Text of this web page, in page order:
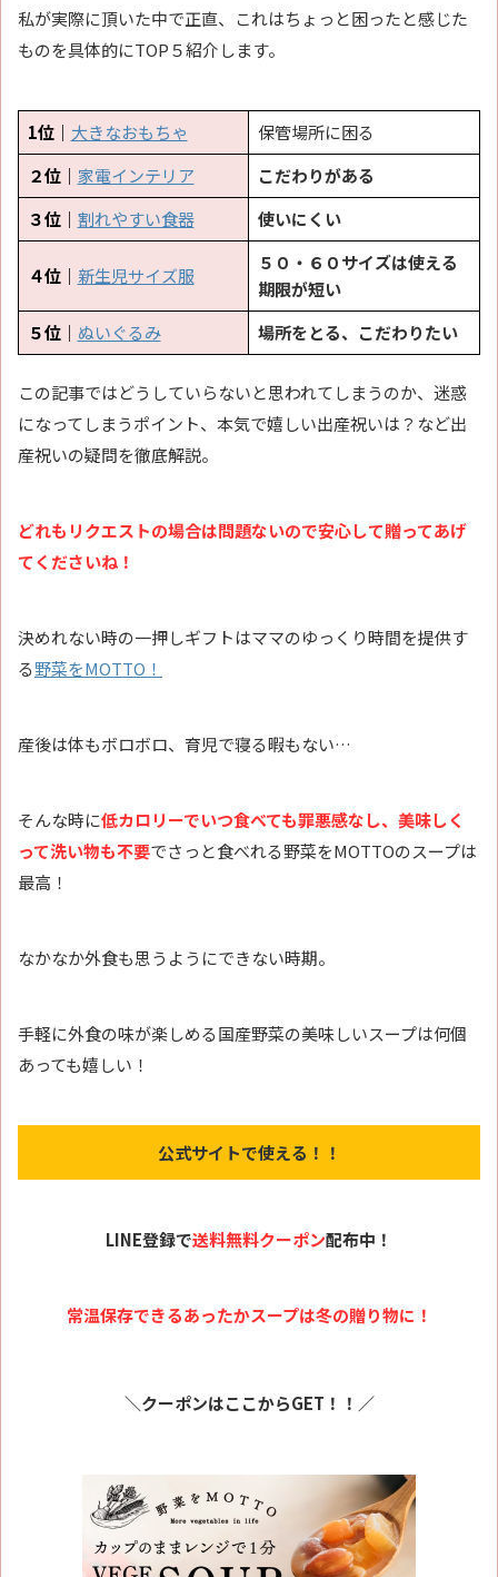
私が実際に頂いた中で正直、これはちょっと困ったと感じた
ものを具体的にTOP５紹介します。
1位｜ 大きなおもちゃ
保管場所に困る
２位｜ 家電インテリア
こだわりがある
３位｜ 割れやすい食器 使いにくい
４位｜ 新生児サイズ服
５０・６０サイズは使える
期限が短い
５位｜ ぬいぐるみ 場所をとる、こだわりたい
この記事ではどうしていらないと思われてしまうのか、迷惑
になってしまうポイント、本気で嬉しい出産祝いは？など出
産祝いの疑問を徹底解説。
どれもリクエストの場合は問題ないので安心して贈ってあげ
てくださいね！
決めれない時の一押しギフトはママのゆっくり時間を提供す
る野菜をMOTTO！
産後は体もボロボロ、育児で寝る暇もない…
そんな時に低カロリーでいつ食べても罪悪感なし、美味しく
って洗い物も不要でさっと食べれる野菜をMOTTOのスープは
最高！
なかなか外食も思うようにできない時期。
手軽に外食の味が楽しめる国産野菜の美味しいスープは何個
あっても嬉しい！
公式サイトで使える！！
LINE登録で送料無料クーポン配布中！
常温保存できるあったかスープは冬の贈り物に！
＼クーポンはここからGET！！／